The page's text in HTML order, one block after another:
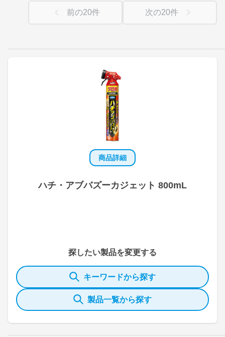
商品詳細
ハチ・アブバズーカジェット 800mL
探したい製品を変更する
キーワードから探す
製品一覧から探す
前の20件 次の20件